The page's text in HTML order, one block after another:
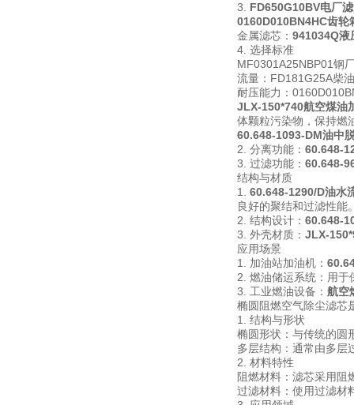
3. FD650G10BV电厂
0160D010BN4HC齿轮
金属滤芯： 941034Q液
4. 选择标准
MF0301A25NBP01钢
流量：FD181G25A柴
耐压能力：
JLX-150*740航空煤油
体颗粒污染物，保持燃
60.648-1093-DM油中
2. 分离功能： 60.648-
3. 过滤功能： 60.648-
结构与材质
1. 60.648-1290/D油水
良好的聚结和过滤性能
2. 结构设计： 60.648-
3. 外壳材质： JLX-
应用场景
1. 加油站加油机：
2. 燃油储运系统：用
3. 工业燃油设备： 航空
椭圆阻燃空气除尘滤芯
1. 结构与形状
椭圆形状：与传统的圆
多层结构：通常由多层
2. 材料特性
阻燃材料：滤芯采用阻
过滤材料：使用过滤材